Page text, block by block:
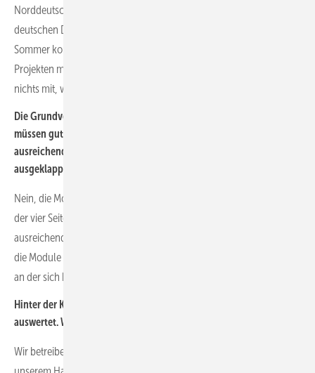
Norddeutschland, wo es viel regnet und wenig Sonne scheint. Im
deutschen Durchschnitt hält eine Füllung etwa zwei Monate, im
Sommer kommen die Systeme in der Regel völlig autark aus. Bei
Projekten mit kurzer Laufzeit bekommt der Kunde davon oft gar
nichts mit, weil wir gar nicht zum Nachfüllen fahren müssen.
Die Grundversorgung läuft aber über die Solarmodule. Diese
müssen gut zur Sonne ausgerichtet sein, damit sie auch
ausreichend Strom liefern. Wie stellen sie das sicher, können die
ausgeklappt werden?
Nein, die Module sind fest im Turm verschraubt. Da sie aber an drei
der vier Seiten montiert sind, liefern sie über den Tag verteilt immer
ausreichend Strom. Unsere Techniker stellen den Turm so auf, dass
die Module gut zum Stand der Sonne ausgerichtet sind. Die Türseite,
an der sich keine Module befinden, wird nach Norden ausgerichtet.
Hinter der Kamera muss natürlich jemand sitzen, der die Bilder
auswertet. Wie funktioniert die Alarmkette?
Wir betreiben eine zertifizierte, rund um die Uhr besetzte Leitstelle in